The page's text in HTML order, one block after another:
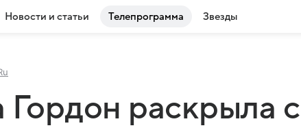
Новости и статьи Телепрограмма Звезды
Гордон раскрыла